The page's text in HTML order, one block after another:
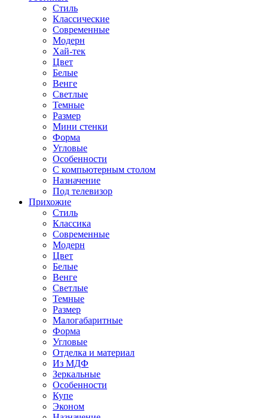
Стиль
Классические
Современные
Модерн
Хай-тек
Цвет
Белые
Венге
Светлые
Темные
Размер
Мини стенки
Форма
Угловые
Особенности
С компьютерным столом
Назначение
Под телевизор
Прихожие
Стиль
Классика
Современные
Модерн
Цвет
Белые
Венге
Светлые
Темные
Размер
Малогабаритные
Форма
Угловые
Отделка и материал
Из МДФ
Зеркальные
Особенности
Купе
Эконом